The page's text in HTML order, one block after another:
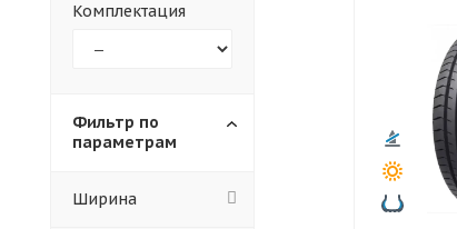
Комплектация
Фильтр по
параметрам
Ширина